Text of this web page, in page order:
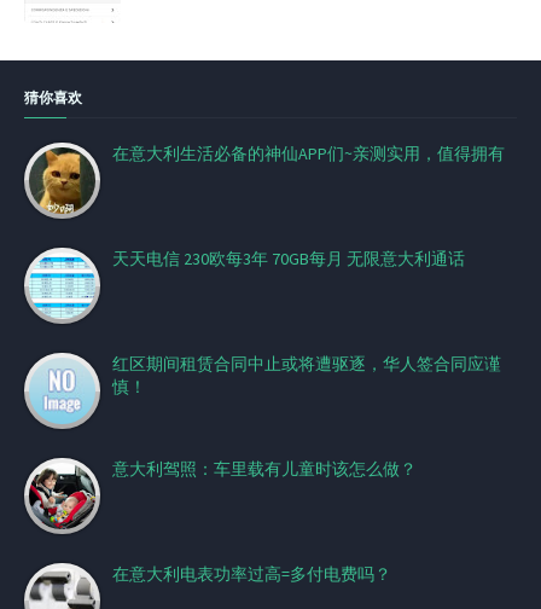
猜你喜欢
在意大利生活必备的神仙APP们~亲测实用，值得拥有
天天电信 230欧每3年 70GB每月 无限意大利通话
红区期间租赁合同中止或将遭驱逐，华人签合同应谨
慎！
意大利驾照：车里载有儿童时该怎么做？
在意大利电表功率过高=多付电费吗？